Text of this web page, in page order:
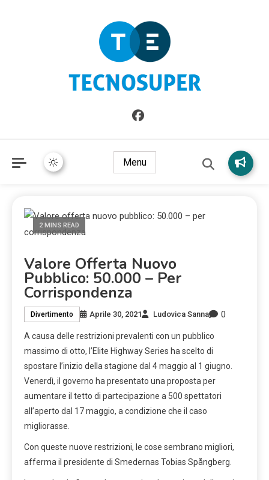
TecnoSuper.net
Informazioni sull'Italia. Seleziona gli argomenti di cui vuoi
saperne di più
Menu
2 MINS READ
Valore Offerta Nuovo
Pubblico: 50.000 – Per
Corrispondenza
Divertimento Aprile 30, 2021 Ludovica Sanna 0
A causa delle restrizioni prevalenti con un pubblico
massimo di otto, l’Elite Highway Series ha scelto di
spostare l’inizio della stagione dal 4 maggio al 1 giugno.
Venerdì, il governo ha presentato una proposta per
aumentare il tetto di partecipazione a 500 spettatori
all’aperto dal 17 maggio, a condizione che il caso
migliorasse.
Con queste nuove restrizioni, le cose sembrano migliori,
afferma il presidente di Smedernas Tobias Spångberg.